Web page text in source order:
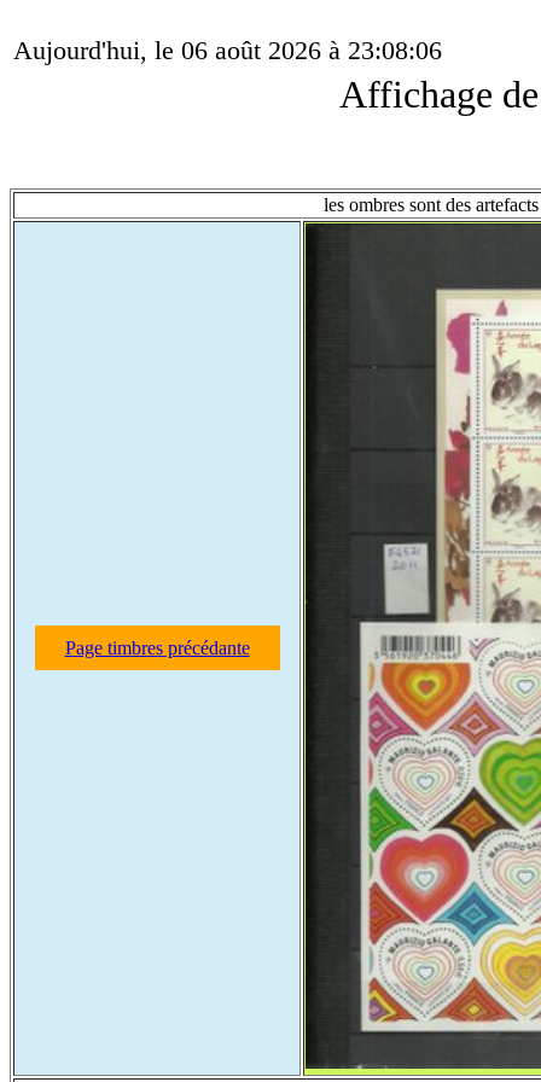
Aujourd'hui, le 06 août 2026 à 23:08:06
Affichage
les ombres sont des
Page timbres précédante